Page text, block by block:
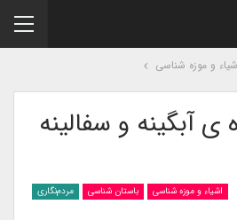
و موزه شناسی
ی آبگینه و سفالینه
اشیاء و موزه شناسی باستان شناسی مردم‌نگاری